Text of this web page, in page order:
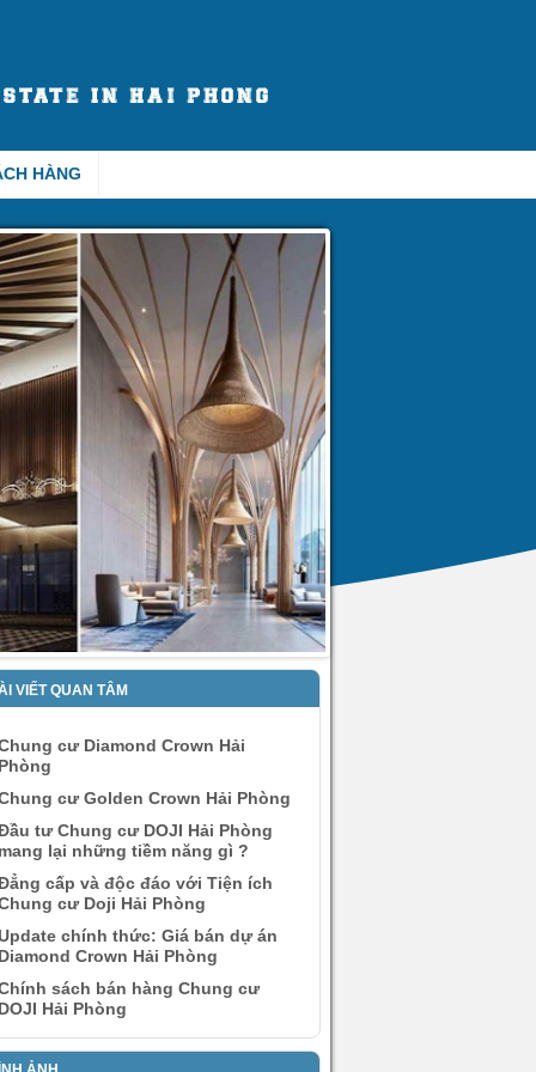
HÀNG
VIẾT QUAN TÂM
cư Diamond Crown Hải
cư Golden Crown Hải Phòng
tư Chung cư DOJI Hải Phòng
lại những tiềm năng gì ?
cấp và độc đáo với Tiện ích
cư Doji Hải Phòng
chính thức: Giá bán dự án
Crown Hải Phòng
sách bán hàng Chung cư
Hải Phòng